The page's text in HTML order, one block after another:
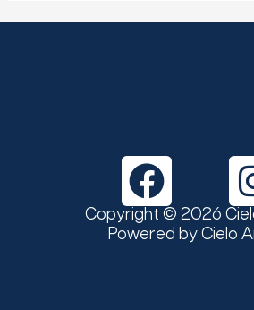
F
a
c
Copyright © 2026
Powered by Cielo